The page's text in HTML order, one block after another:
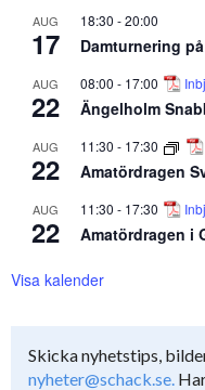
AUG
17
18:30 -20:00
Damturnering
AUG
22
08:00 - 17:00
Ängelholm
AUG
22
11:30 - 17:30
Amatördragen
AUG
22
11:30 - 17:30
Amatördragen i
Visa kalender
Skicka nyhetstips,
nyheter@schack.se.